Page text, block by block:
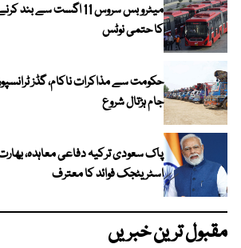
میٹرو بس سروس 11 اگست
کا حتمی نوٹس
حکومت سے مذاکرات ناکام، گڈز
جام ہڑتال شروع
پاک سعودی ترکیہ دفاعی معاہدہ،
اسٹریٹجک فوائد کا معترف
مقبول ترین خبریں